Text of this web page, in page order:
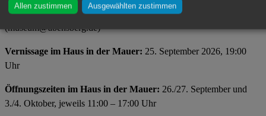
Einsendeschluss:11. September 2026 an das Stadtmuseum
(museum@abensberg.de)
Vernissage im Haus in der Mauer: 25. September 2026, 19:00
Uhr
Öffnungszeiten im Haus in der Mauer: 26./27. September und
3./4. Oktober, jeweils 11:00 – 17:00 Uhr
Allen zustimmen Ausgewählten zustimmen